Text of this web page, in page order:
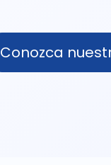
Conozca